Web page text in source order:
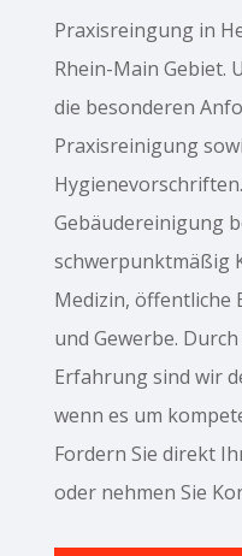
Praxisreingung in
Rhein-Main Gebiet.
die besonderen
Praxisreinigung
Gebäudereinigung
schwerpunktmäßig
Medizin, öffentliche
und Gewerbe.
Erfahrung sind wir
wenn es um
Fordern Sie direkt
oder nehmen Sie